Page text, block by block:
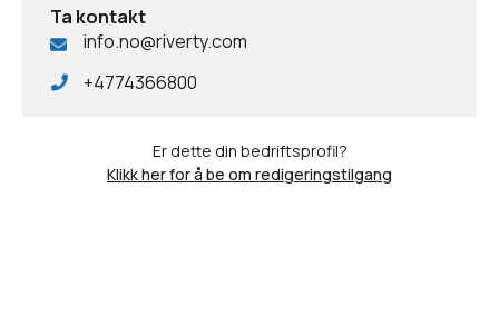
Ta kontakt
info.no@riverty.com
+4774366800
Er dette din bedriftsprofil?
Klikk her for å be om redigeringstilgang